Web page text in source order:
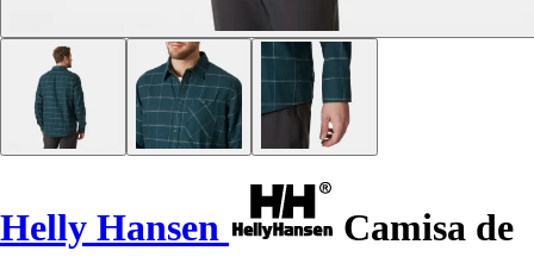
Helly Hansen
Camisa de